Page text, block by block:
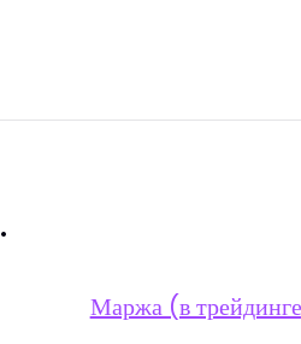
.
Маржа (в